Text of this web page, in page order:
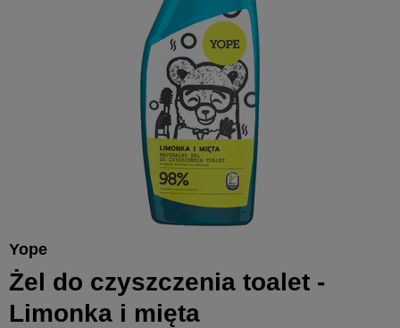
Yope
Żel do czyszczenia toalet -
Limonka i mięta